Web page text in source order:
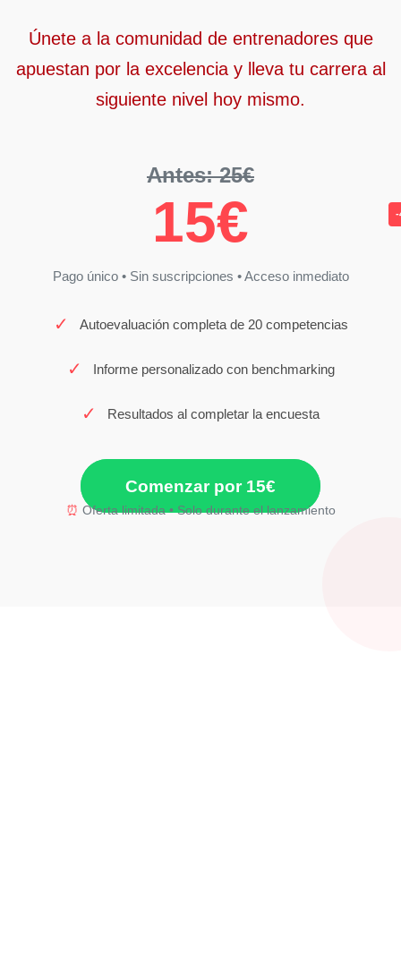
Únete a la comunidad de entrenadores que
apuestan por la excelencia y lleva tu carrera al
siguiente nivel hoy mismo.
Antes: 25€
15€ -
Pago único • Sin suscripciones • Acceso inmediato
✓ Autoevaluación completa de 20 competencias
✓ Informe personalizado con benchmarking
✓ Resultados al completar la encuesta
Comenzar por 15€
⏰ Oferta limitada • Solo durante el lanzamiento